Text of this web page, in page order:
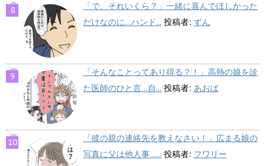
「で、それいくら？」一緒に喜んでほしかった
だけなのに…ハンド... 投稿者: ずん
「そんなことってあり得る？！」高熱の娘を診
た医師のひと言…自... 投稿者: あおば
「彼の親の連絡先を教えなさい！」広まる娘の
写真に父は他人事…... 投稿者: フワリー